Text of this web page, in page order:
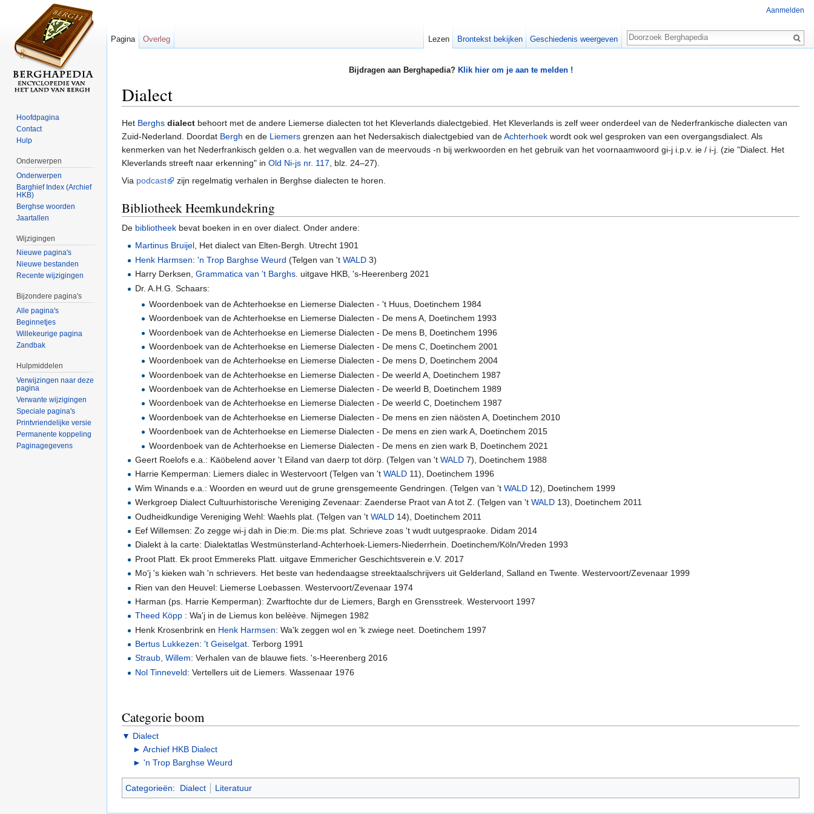
Bijdragen aan Berghapedia? Klik hier om je aan te melden !
Dialect
Het Berghs dialect behoort met de andere Liemerse dialecten tot het Kleverlands dialectgebied. Het Kleverlands is zelf weer onderdeel van de Nederfrankische dialecten van
Zuid-Nederland. Doordat Bergh en de Liemers grenzen aan het Nedersakisch dialectgebied van deAchterhoek wordt ook wel gesproken van een overgangsdialect. Als
kenmerken van het Nederfrankisch gelden o.a. het wegvallen van de meervouds -n bij werkwoorden en het gebruik van het voornaamwoord gi-j i.p.v. ie / i-j. (zie "Dialect. Het
Kleverlands streeft naar erkenning" in Old Ni-js nr. 117, blz. 24–27).
Via podcast zijn regelmatig verhalen in Berghse dialecten te horen.
Bibliotheek Heemkundekring
De bibliotheek bevat boeken in en over dialect. Onder andere:
Martinus Bruijel, Het dialect van Elten-Bergh. Utrecht 1901
Henk Harmsen:'n Trop Barghse Weurd (Telgen van 'tWALD 3)
Harry Derksen,Grammatica van 't Barghs . uitgave HKB, 's-Heerenberg 2021
Dr. A.H.G. Schaars:
Woordenboek van de Achterhoekse en Liemerse Dialecten - 't Huus, Doetinchem 1984
Woordenboek van de Achterhoekse en Liemerse Dialecten - De mens A, Doetinchem 1993
Woordenboek van de Achterhoekse en Liemerse Dialecten - De mens B, Doetinchem 1996
Woordenboek van de Achterhoekse en Liemerse Dialecten - De mens C, Doetinchem 2001
Woordenboek van de Achterhoekse en Liemerse Dialecten - De mens D, Doetinchem 2004
Woordenboek van de Achterhoekse en Liemerse Dialecten - De weerld A, Doetinchem 1987
Woordenboek van de Achterhoekse en Liemerse Dialecten - De weerld B, Doetinchem 1989
Woordenboek van de Achterhoekse en Liemerse Dialecten - De weerld C, Doetinchem 1987
Woordenboek van de Achterhoekse en Liemerse Dialecten - De mens en zien näösten A, Doetinchem 2010
Woordenboek van de Achterhoekse en Liemerse Dialecten - De mens en zien wark A, Doetinchem 2015
Woordenboek van de Achterhoekse en Liemerse Dialecten - De mens en zien wark B, Doetinchem 2021
Geert Roelofs e.a.: Käöbelend aover 't Eiland van daerp tot dörp. (Telgen van 'tWALD 7), Doetinchem 1988
Harrie Kemperman: Liemers dialec in Westervoort (Telgen van 'tWALD 11), Doetinchem 1996
Wim Winands e.a.: Woorden en weurd uut de grune grensgemeente Gendringen. (Telgen van 'tWALD 12), Doetinchem 1999
Werkgroep Dialect Cultuurhistorische Vereniging Zevenaar: Zaenderse Praot van A tot Z. (Telgen van 'tWALD 13), Doetinchem 2011
Oudheidkundige Vereniging Wehl: Waehls plat. (Telgen van 'tWALD 14), Doetinchem 2011
Eef Willemsen: Zo zegge wi-j dah in Die:m. Die:ms plat. Schrieve zoas 't wudt uutgespraoke. Didam 2014
Dialekt à la carte: Dialektatlas Westmünsterland-Achterhoek-Liemers-Niederrhein. Doetinchem/Köln/Vreden 1993
Proot Platt. Ek proot Emmereks Platt. uitgave Emmericher Geschichtsverein e.V. 2017
Mo'j 's kieken wah 'n schrievers. Het beste van hedendaagse streektaalschrijvers uit Gelderland, Salland en Twente. Westervoort/Zevenaar 1999
Rien van den Heuvel: Liemerse Loebassen. Westervoort/Zevenaar 1974
Harman (ps. Harrie Kemperman): Zwarftochte dur de Liemers, Bargh en Grensstreek. Westervoort 1997
Theed Köpp : Wa'j in de Liemus kon belèève. Nijmegen 1982
Henk Krosenbrink en Henk Harmsen: Wa'k zeggen wol en 'k zwiege neet. Doetinchem 1997
Bertus Lukkezen:'t Geiselgat . Terborg 1991
Straub, Willem: Verhalen van de blauwe fiets. 's-Heerenberg 2016
Nol Tinneveld: Vertellers uit de Liemers. Wassenaar 1976
Categorie boom
▼ Dialect
► Archief HKB Dialect
► 'n Trop Barghse Weurd
Categorieën: Dialect Literatuur
Aanmelden
Pagina Overleg Lezen Brontekst bekijken Geschiedenis weergeven
Zoeken
Hoofdpagina
Contact
Hulp
Onderwerpen
Onderwerpen
Barghief Index (Archief
HKB)
Berghse woorden
Jaartallen
Wijzigingen
Nieuwe pagina's
Nieuwe bestanden
Recente wijzigingen
Bijzondere pagina's
Alle pagina's
Beginnetjes
Willekeurige pagina
Zandbak
Hulpmiddelen
Verwijzingen naar deze
pagina
Verwante wijzigingen
Speciale pagina's
Printvriendelijke versie
Permanente koppeling
Paginagegevens